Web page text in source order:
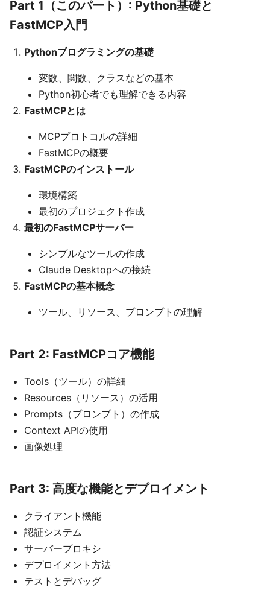
Part 1（このパート）: Python基礎と
FastMCP入門
Pythonプログラミングの基礎
変数、関数、クラスなどの基本
Python初心者でも理解できる内容
FastMCPとは
MCPプロトコルの詳細
FastMCPの概要
FastMCPのインストール
環境構築
最初のプロジェクト作成
最初のFastMCPサーバー
シンプルなツールの作成
Claude Desktopへの接続
FastMCPの基本概念
ツール、リソース、プロンプトの理解
Part 2: FastMCPコア機能
Tools（ツール）の詳細
Resources（リソース）の活用
Prompts（プロンプト）の作成
Context APIの使用
画像処理
Part 3: 高度な機能とデプロイメント
クライアント機能
認証システム
サーバープロキシ
デプロイメント方法
テストとデバッグ